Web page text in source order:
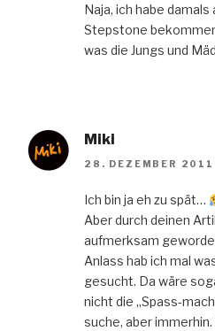
Naja, ich habe damals
Stepstone
was die Jungs und
Miki
28. DEZEMBER
Ich bin ja eh zu spät…
Aber durch deinen
aufmerksam
Anlass hab ich mal
gesucht. Da wäre
nicht die „Spass-
suche, aber